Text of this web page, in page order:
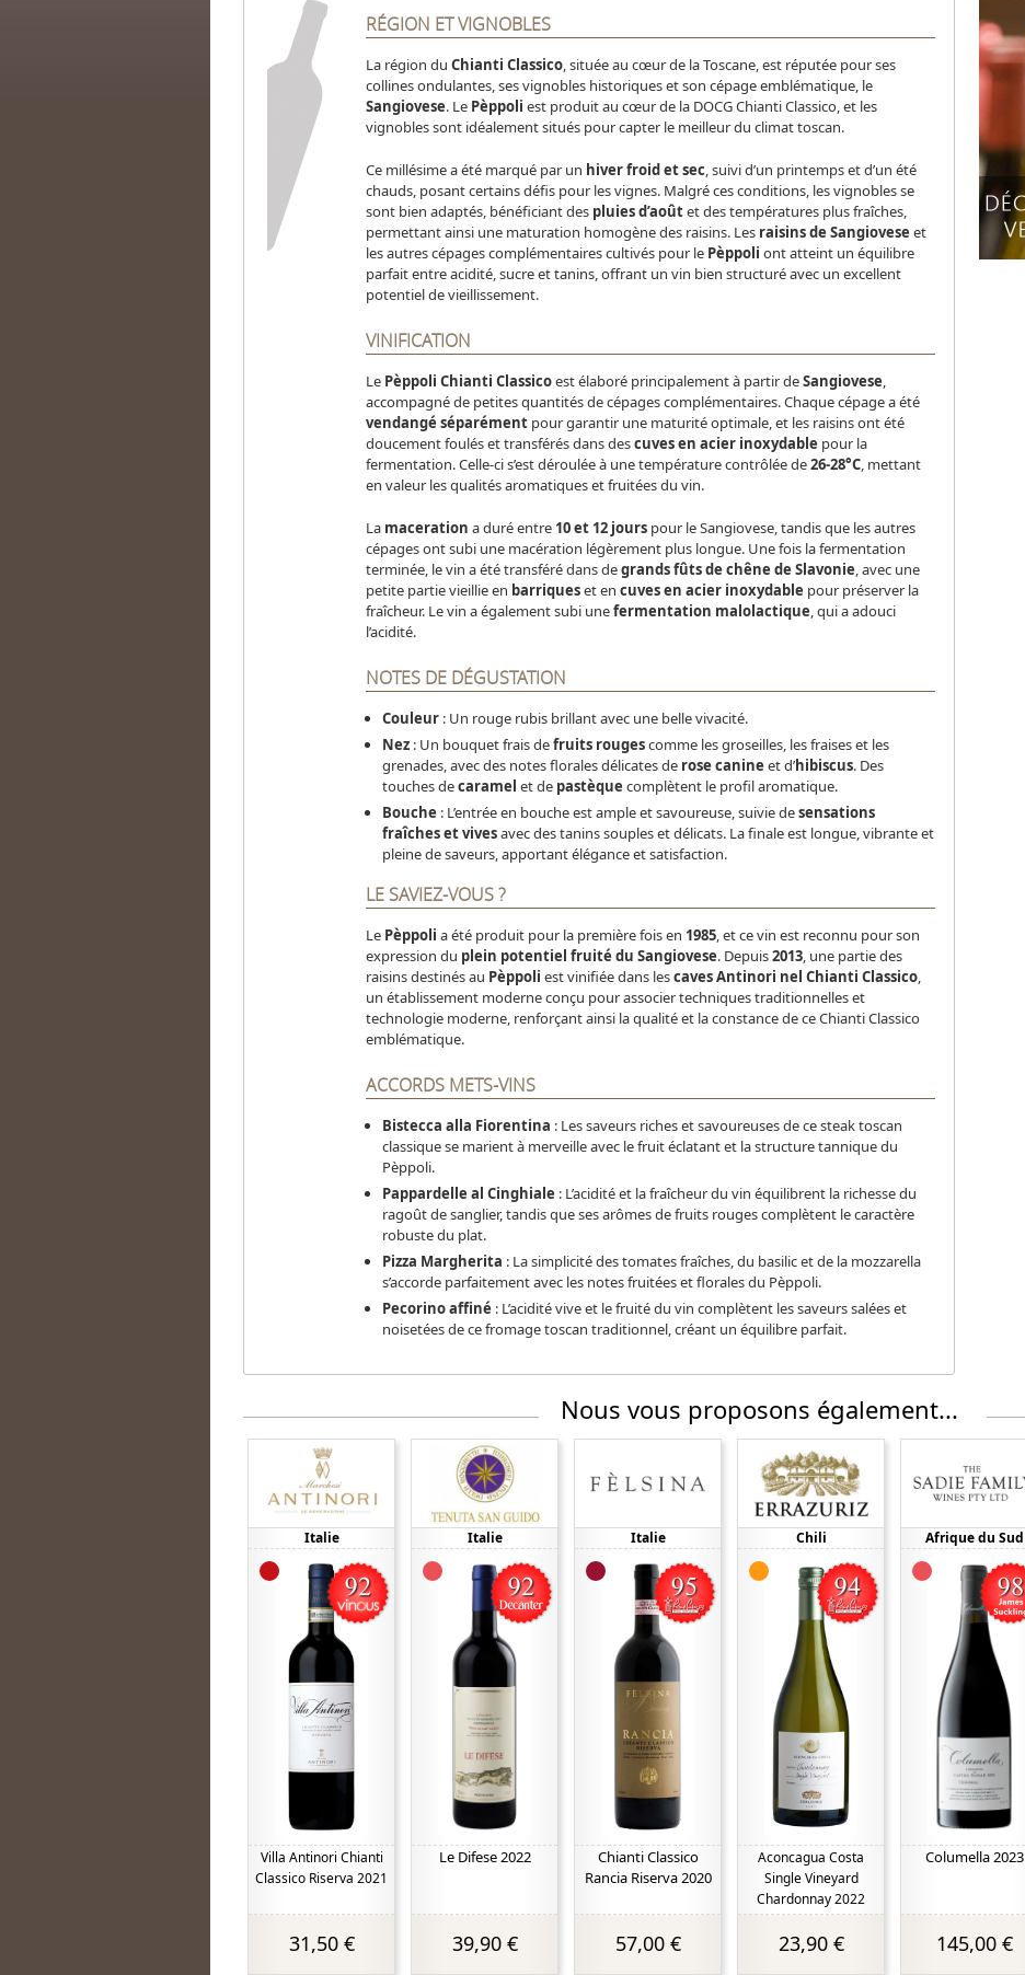
RÉGION ET VIGNOBLES
La région du Chianti Classico, située au cœur de la Toscane, est réputée pour ses
collines ondulantes, ses vignobles historiques et son cépage emblématique, le
Sangiovese. Le Pèppoli est produit au cœur de la DOCG Chianti Classico, et les
vignobles sont idéalement situés pour capter le meilleur du climat toscan.
Ce millésime a été marqué par un hiver froid et sec, suivi d’un printemps et d’un été
chauds, posant certains défis pour les vignes. Malgré ces conditions, les vignobles se
sont bien adaptés, bénéficiant des pluies d’aoûtet des températures plus fraîches,
permettant ainsi une maturation homogène des raisins. Les raisins de Sangiovese et
les autres cépages complémentaires cultivés pour le Pèppoli ont atteint un équilibre
parfait entre acidité, sucre et tanins, offrant un vin bien structuré avec un excellent
potentiel de vieillissement.
VINIFICATION
Le Pèppoli Chianti Classicoest élaboré principalement à partir deSangiovese,
accompagné de petites quantités de cépages complémentaires. Chaque cépage a été
vendangé séparémentpour garantir une maturité optimale, et les raisins ont été
doucement foulés et transférés dans descuves en acier inoxydable pour la
fermentation. Celle-ci s’est déroulée à une température contrôlée de26-28°C, mettant
en valeur les qualités aromatiques et fruitées du vin.
La maceration a duré entre 10 et 12 jourspour le Sangiovese, tandis que les autres
cépages ont subi une macération légèrement plus longue. Une fois la fermentation
terminée, le vin a été transféré dans degrands fûts de chêne de Slavonie, avec une
petite partie vieillie en barriqueset en cuves en acier inoxydable pour préserver la
fraîcheur. Le vin a également subi unefermentation malolactique, qui a adouci
l’acidité.
NOTES DE DÉGUSTATION
Couleur: Un rouge rubis brillant avec une belle vivacité.
Nez: Un bouquet frais defruits rougescomme les groseilles, les fraises et les
grenades, avec des notes florales délicates de rose canine et d’hibiscus. Des
touches decaramel et de pastèque complètent le profil aromatique.
Bouche : L’entrée en bouche est ample et savoureuse, suivie desensations
fraîches et vivesavec des tanins souples et délicats. La finale est longue, vibrante et
pleine de saveurs, apportant élégance et satisfaction.
LE SAVIEZ-VOUS ?
Le Pèppoli a été produit pour la première fois en 1985, et ce vin est reconnu pour son
expression du plein potentiel fruité du Sangiovese. Depuis2013, une partie des
raisins destinés au Pèppoli est vinifiée dans lescaves Antinori nel Chianti Classico,
un établissement moderne conçu pour associer techniques traditionnelles et
technologie moderne, renforçant ainsi la qualité et la constance de ce Chianti Classico
emblématique.
ACCORDS METS-VINS
Bistecca alla Fiorentina : Les saveurs riches et savoureuses de ce steak toscan
classique se marient à merveille avec le fruit éclatant et la structure tannique du
Pèppoli.
Pappardelle al Cinghiale : L’acidité et la fraîcheur du vin équilibrent la richesse du
ragoût de sanglier, tandis que ses arômes de fruits rouges complètent le caractère
robuste du plat.
Pizza Margherita : La simplicité des tomates fraîches, du basilic et de la mozzarella
s’accorde parfaitement avec les notes fruitées et florales du Pèppoli.
Pecorino affiné : L’acidité vive et le fruité du vin complètent les saveurs salées et
noisetées de ce fromage toscan traditionnel, créant un équilibre parfait.
Nous vous proposons également...
Italie
Villa Antinori Chianti
Classico Riserva 2021
31,50 €
Italie
Le Difese 2022
39,90 €
Italie
Chianti Classico
Rancia Riserva 2020
57,00 €
Chili
Aconcagua Costa
Single Vineyard
Chardonnay 2022
23,90 €
Afrique du Sud
Columella 2023
145,00 €